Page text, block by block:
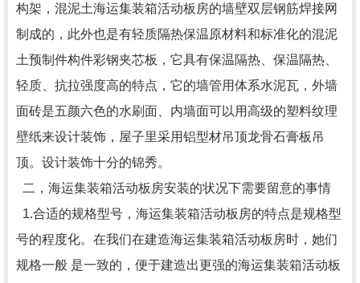
构架，混泥土海运集装箱活动板房的墙壁双层钢筋焊接网
制成的，此外也是有轻质隔热保温原材料和标准化的混泥
土预制件构件彩钢夹芯板，它具有保温隔热、保温隔热、
轻质、抗拉强度高的特点，它的墙管用体系水泥瓦，外墙
面砖是五颜六色的水刷面、内墙面可以用高级的塑料纹理
壁纸来设计装饰，屋子里采用铝型材吊顶龙骨石膏板吊
顶。设计装饰十分的锦秀。
二，海运集装箱活动板房安装的状况下需要留意的事情
1.合适的规格型号，海运集装箱活动板房的特点是规格型
号的程度化。在我们在建造海运集装箱活动板房时，她们
规格一般 是一致的，便于建造出更强的海运集装箱活动板